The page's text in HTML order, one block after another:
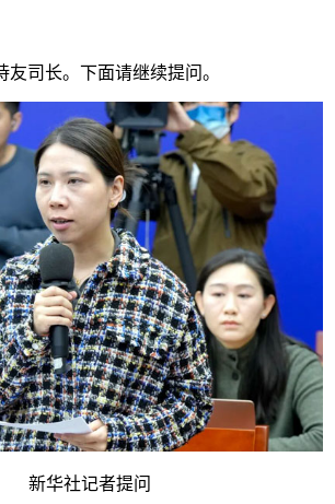
友司长。下面请继续提问。
新华社记者提问